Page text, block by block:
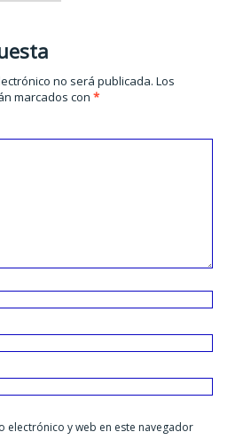
no será publicada. Los
marcados con*
electrónico y web en este navegador